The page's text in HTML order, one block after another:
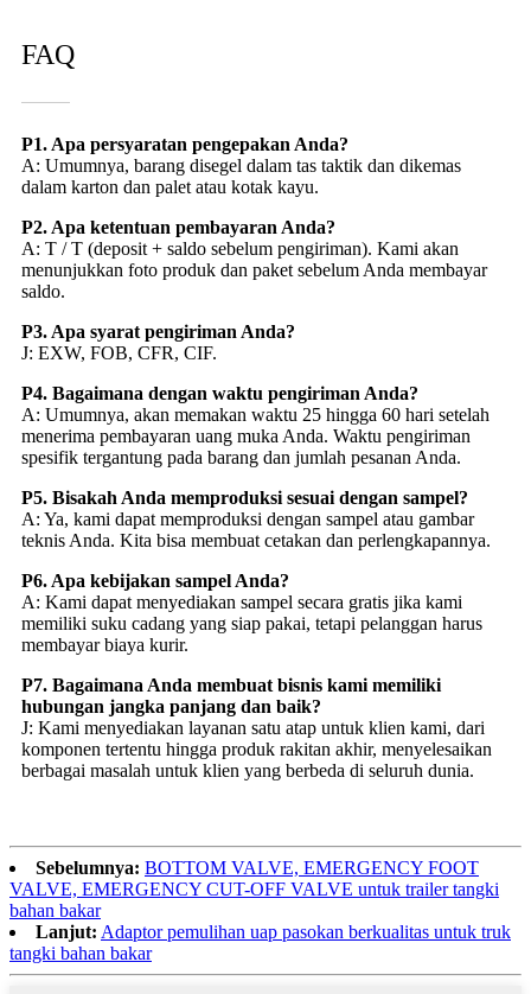
FAQ
P1. Apa persyaratan pengepakan Anda?
A: Umumnya, barang disegel dalam tas taktik dan dikemas
dalam karton dan palet atau kotak kayu.
P2. Apa ketentuan pembayaran Anda?
A: T / T (deposit + saldo sebelum pengiriman). Kami akan
menunjukkan foto produk dan paket sebelum Anda membayar
saldo.
P3. Apa syarat pengiriman Anda?
J: EXW, FOB, CFR, CIF.
P4. Bagaimana dengan waktu pengiriman Anda?
A: Umumnya, akan memakan waktu 25 hingga 60 hari setelah
menerima pembayaran uang muka Anda. Waktu pengiriman
spesifik tergantung pada barang dan jumlah pesanan Anda.
P5. Bisakah Anda memproduksi sesuai dengan sampel?
A: Ya, kami dapat memproduksi dengan sampel atau gambar
teknis Anda. Kita bisa membuat cetakan dan perlengkapannya.
P6. Apa kebijakan sampel Anda?
A: Kami dapat menyediakan sampel secara gratis jika kami
memiliki suku cadang yang siap pakai, tetapi pelanggan harus
membayar biaya kurir.
P7. Bagaimana Anda membuat bisnis kami memiliki
hubungan jangka panjang dan baik?
J: Kami menyediakan layanan satu atap untuk klien kami, dari
komponen tertentu hingga produk rakitan akhir, menyelesaikan
berbagai masalah untuk klien yang berbeda di seluruh dunia.
Sebelumnya: BOTTOM VALVE, EMERGENCY FOOT
VALVE, EMERGENCY CUT-OFF VALVE untuk trailer tangki
bahan bakar
Lanjut: Adaptor pemulihan uap pasokan berkualitas untuk truk
tangki bahan bakar